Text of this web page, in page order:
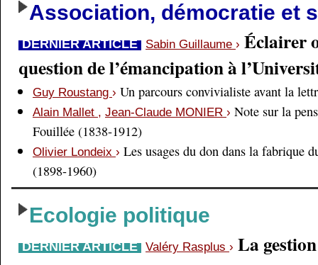
Association, démocratie et
DERNIER ARTICLE Sabin Guillaume › Éclairer
question de l’émancipation à
Guy Roustang › Un parcours convivialiste avant la
Alain Mallet , Jean-Claude MONIER › Note sur la
Fouillée (1838-1912)
Olivier Londeix › Les usages du don dans la fabrique
(1898-1960)
Ecologie politique
DERNIER ARTICLE Valéry Rasplus › La